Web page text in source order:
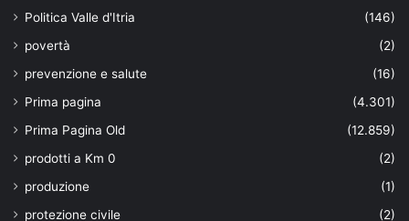
Politica Valle d'Itria
(146)
povertà
(2)
prevenzione e salute
(16)
Prima pagina
(4.301)
Prima Pagina Old
(12.859)
prodotti a Km 0
(2)
produzione
(1)
protezione civile
(2)